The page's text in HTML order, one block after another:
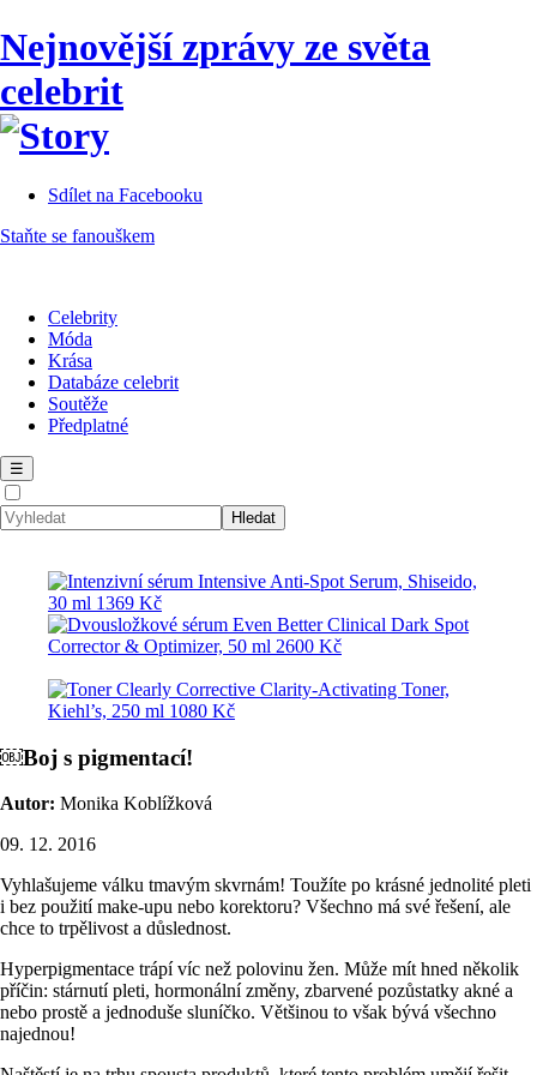
Nejnovější zprávy ze světa
celebrit
Sdílet na Facebooku
Staňte se fanouškem
Celebrity
Móda
Krása
Databáze celebrit
Soutěže
Předplatné
☰
￼Boj s pigmentací!
Autor: Monika Koblížková
09. 12. 2016
Vyhlašujeme válku tmavým skvrnám! Toužíte po krásné jednolité pleti
i bez použití make-upu nebo korektoru? Všechno má své řešení, ale
chce to trpělivost a důslednost.
Hyperpigmentace trápí víc než polovinu žen. Může mít hned několik
příčin: stárnutí pleti, hormonální změny, zbarvené pozůstatky akné a
nebo prostě a jednoduše sluníčko. Většinou to však bývá všechno
najednou!